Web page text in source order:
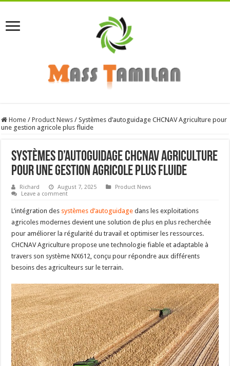
Home / Product News / Systèmes d’autoguidage CHCNAV Agriculture pour
une gestion agricole plus fluide
Systèmes d’autoguidage CHCNAV Agriculture
pour une gestion agricole plus fluide
Richard August 7, 2025
Product News
Leave a comment
L’intégration des systèmes d’autoguidage dans les exploitations
agricoles modernes devient une solution de plus en plus recherchée
pour améliorer la régularité du travail et optimiser les ressources.
CHCNAV Agriculture propose une technologie fiable et adaptable à
travers son système NX612, conçu pour répondre aux différents
besoins des agriculteurs sur le terrain.